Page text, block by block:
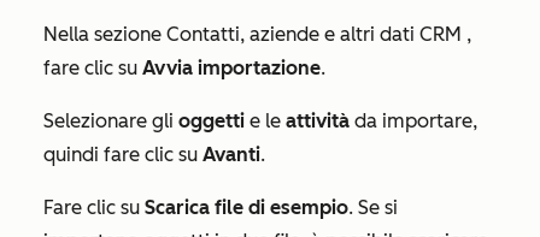
Nella sezione Contatti, aziende e altri dati CRM ,
fare clic su Avvia importazione.
Selezionare gli oggetti e le attività da importare,
quindi fare clic su Avanti.
Fare clic su Scarica file di esempio. Se si